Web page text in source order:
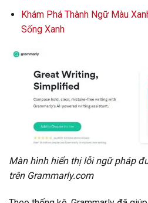
Khám Phá Thành Ngữ Màu
Sống Xanh
Màn hình hiển thị lỗi ngữ pháp
trên Grammarly.com